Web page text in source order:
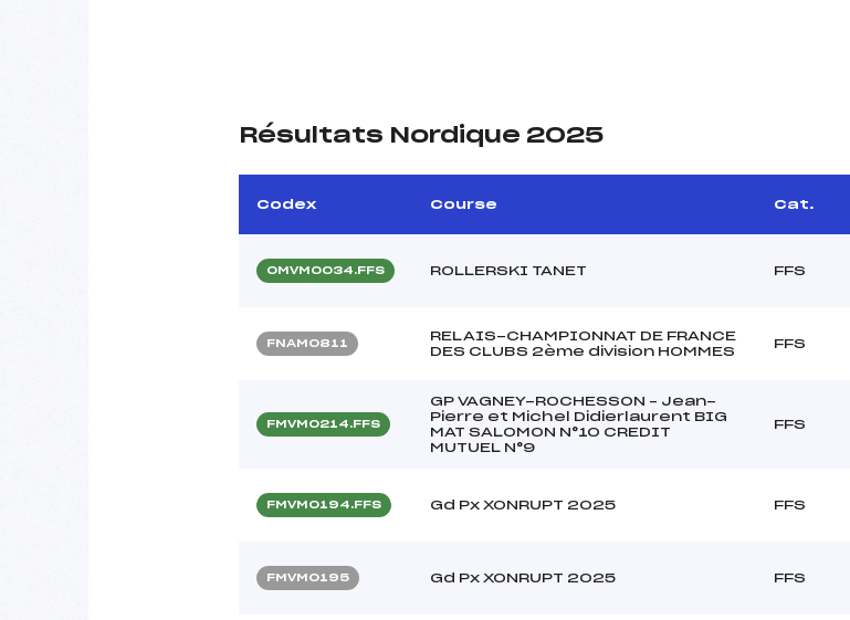
Résultats Nordique 2025
Codex Course Cat.
OMVM0034.FFS ROLLERSKI TANET FFS
FNAM0811
RELAIS-CHAMPIONNAT DE FRANCE
DES CLUBS 2ème division HOMMES
FFS
FMVM0214.FFS
GP VAGNEY-ROCHESSON – Jean-
Pierre et Michel Didierlaurent BIG
MAT SALOMON N°10 CREDIT
MUTUEL N°9
FFS
FMVM0194.FFS Gd Px XONRUPT 2025 FFS
FMVM0195 Gd Px XONRUPT 2025 FFS